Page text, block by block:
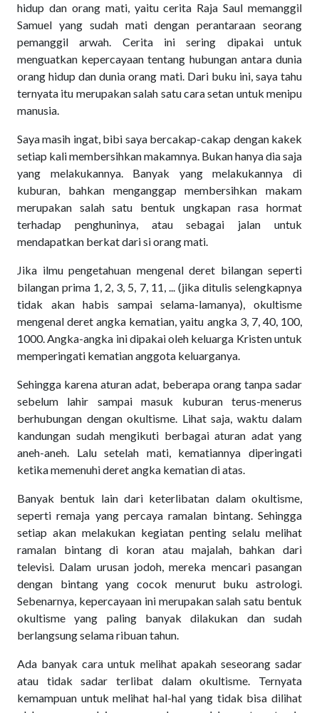
hidup dan orang mati, yaitu cerita Raja Saul memanggil
Samuel yang sudah mati dengan perantaraan seorang
pemanggil arwah. Cerita ini sering dipakai untuk
menguatkan kepercayaan tentang hubungan antara dunia
orang hidup dan dunia orang mati. Dari buku ini, saya tahu
ternyata itu merupakan salah satu cara setan untuk menipu
manusia.
Saya masih ingat, bibi saya bercakap-cakap dengan kakek
setiap kali membersihkan makamnya. Bukan hanya dia saja
yang melakukannya. Banyak yang melakukannya di
kuburan, bahkan menganggap membersihkan makam
merupakan salah satu bentuk ungkapan rasa hormat
terhadap penghuninya, atau sebagai jalan untuk
mendapatkan berkat dari si orang mati.
Jika ilmu pengetahuan mengenal deret bilangan seperti
bilangan prima 1, 2, 3, 5, 7, 11, ... (jika ditulis selengkapnya
tidak akan habis sampai selama-lamanya), okultisme
mengenal deret angka kematian, yaitu angka 3, 7, 40, 100,
1000. Angka-angka ini dipakai oleh keluarga Kristen untuk
memperingati kematian anggota keluarganya.
Sehingga karena aturan adat, beberapa orang tanpa sadar
sebelum lahir sampai masuk kuburan terus-menerus
berhubungan dengan okultisme. Lihat saja, waktu dalam
kandungan sudah mengikuti berbagai aturan adat yang
aneh-aneh. Lalu setelah mati, kematiannya diperingati
ketika memenuhi deret angka kematian di atas.
Banyak bentuk lain dari keterlibatan dalam okultisme,
seperti remaja yang percaya ramalan bintang. Sehingga
setiap akan melakukan kegiatan penting selalu melihat
ramalan bintang di koran atau majalah, bahkan dari
televisi. Dalam urusan jodoh, mereka mencari pasangan
dengan bintang yang cocok menurut buku astrologi.
Sebenarnya, kepercayaan ini merupakan salah satu bentuk
okultisme yang paling banyak dilakukan dan sudah
berlangsung selama ribuan tahun.
Ada banyak cara untuk melihat apakah seseorang sadar
atau tidak sadar terlibat dalam okultisme. Ternyata
kemampuan untuk melihat hal-hal yang tidak bisa dilihat